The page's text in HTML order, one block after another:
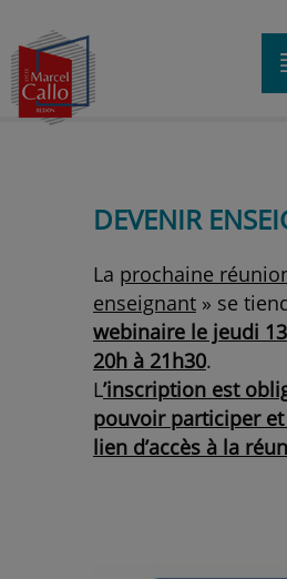
DEVENIR
La prochaine
enseignant » se
webinaire le jeudi
20h à 21h30.
L’inscription est
pouvoir participer
lien d’accès à la